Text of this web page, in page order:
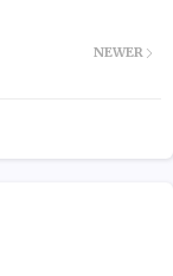
NEWER